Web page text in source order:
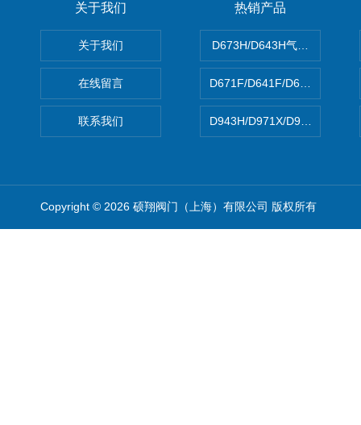
关于我们
关于我们
在线留言
联系我们
热销产品
D673H/D643H气动硬密封蝶
D671F/D641F/D671X/
D943H/D971X/D971F46法兰
Copyright © 2026 硕翔阀门（上海）有限公司 版权所有